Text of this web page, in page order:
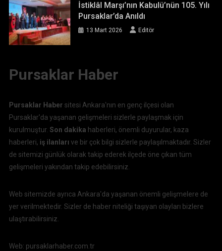
İstiklâl Marşı’nın Kabulü’nün 105. Yılı
Pursaklar’da Anıldı
13 Mart 2026 Editör
Pursaklar Haber
Pursaklar Haber sitesi Ankara'nın en genç ilçesi olan
Pursaklar'da yaşanan gelişmeleri sizlerle paylaşmak için
kurulmuştur. Son dakika haberleri, önemli duyurular, kaza
haberleri, iş ilanlarıve bir çok bilgi sizlerle paylaşılmaktadır. Sizler
de sitemizi günlük olarak takip ederek ilçede öne çıkan tüm
gelişmeleri yakından takip edebilirsiniz.
Web sitemizde ayrıca Ankara'da yaşanan önemli gelişmelere de
yer verilmektedir. Sizler de haber niteliği taşıyan olayları bizlere
ulaştırabilirsiniz.
Web: pursaklarhaber.com.tr